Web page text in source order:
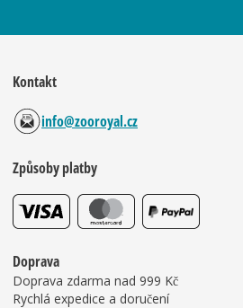
Kontakt
info@zooroyal.cz
Způsoby platby
Doprava
Doprava zdarma nad 999 Kč
Rychlá expedice a doručení